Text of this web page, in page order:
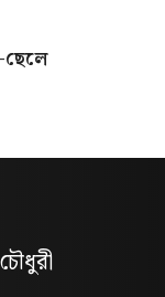
ছেলে